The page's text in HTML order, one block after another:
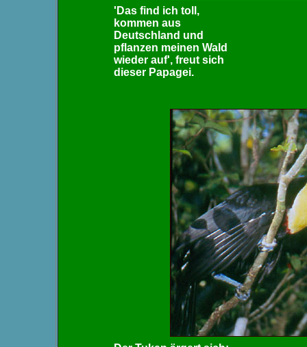
'Das find ich toll,
kommen aus
Deutschland und
pflanzen meinen Wald
wieder auf', freut sich
dieser Papagei.